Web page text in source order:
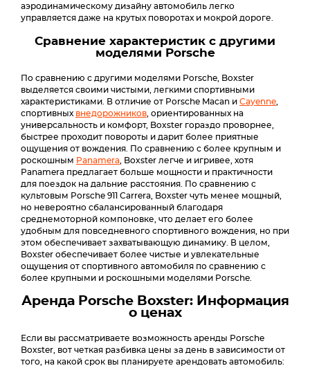
аэродинамическому дизайну автомобиль легко
управляется даже на крутых поворотах и мокрой дороге.
Сравнение характеристик с другими
моделями Porsche
По сравнению с другими моделями Porsche, Boxster
выделяется своими чистыми, легкими спортивными
характеристиками. В отличие от Porsche Macan и Cayenne
спортивных внедорожников , ориентированных на
универсальность и комфорт, Boxster гораздо проворнее,
быстрее проходит повороты и дарит более приятные
ощущения от вождения. По сравнению с более крупным и
роскошным Panamera , Boxster легче и игривее, хотя
Panamera предлагает больше мощности и практичности
для поездок на дальние расстояния. По сравнению с
культовым Porsche 911 Carrera, Boxster чуть менее мощный,
но невероятно сбалансированный благодаря
среднемоторной компоновке, что делает его более
удобным для повседневного спортивного вождения, но при
этом обеспечивает захватывающую динамику. В целом,
Boxster обеспечивает более чистые и увлекательные
ощущения от спортивного автомобиля по сравнению с
более крупными и роскошными моделями Porsche.
Аренда Porsche Boxster: Информация
о ценах
Если вы рассматриваете возможность аренды Porsche
Boxster, вот четкая разбивка цены за день в зависимости от
того, на какой срок вы планируете арендовать автомобиль: